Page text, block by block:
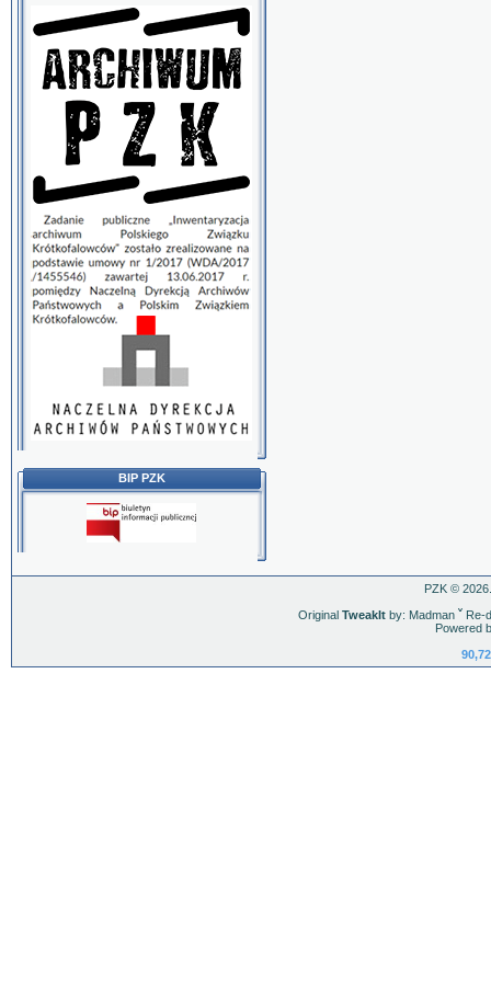
BIP PZK
PZK ©
Original TweakItby: Madman ˇRe-
Powered